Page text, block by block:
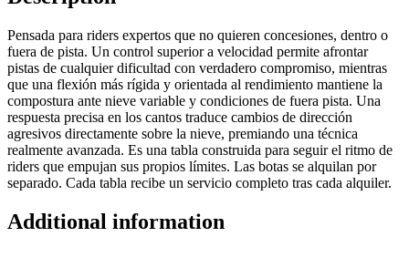
Pensada para riders expertos que no quieren concesiones, dentro o
fuera de pista. Un control superior a velocidad permite afrontar
pistas de cualquier dificultad con verdadero compromiso, mientras
que una flexión más rígida y orientada al rendimiento mantiene la
compostura ante nieve variable y condiciones de fuera pista. Una
respuesta precisa en los cantos traduce cambios de dirección
agresivos directamente sobre la nieve, premiando una técnica
realmente avanzada. Es una tabla construida para seguir el ritmo de
riders que empujan sus propios límites. Las botas se alquilan por
separado. Cada tabla recibe un servicio completo tras cada alquiler.
Additional information